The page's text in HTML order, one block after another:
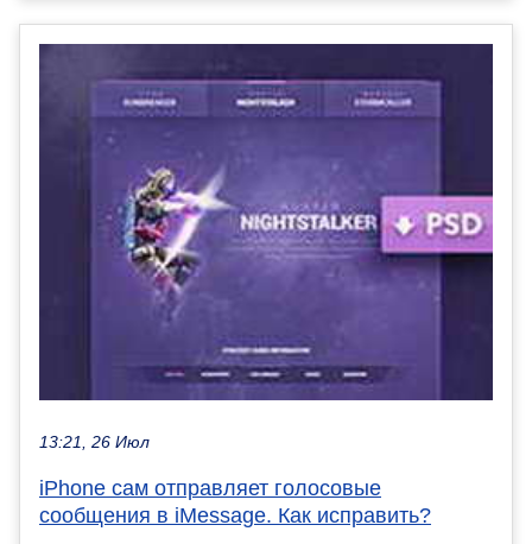
13:21, 26 Июл
iPhone сам отправляет голосовые
сообщения в iMessage. Как исправить?